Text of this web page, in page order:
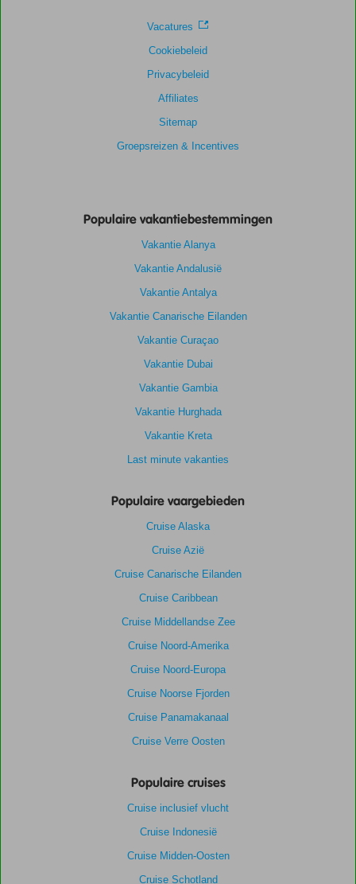
Vacatures
Cookiebeleid
Privacybeleid
Affiliates
Sitemap
Groepsreizen & Incentives
Populaire vakantiebestemmingen
Vakantie Alanya
Vakantie Andalusië
Vakantie Antalya
Vakantie Canarische Eilanden
Vakantie Curaçao
Vakantie Dubai
Vakantie Gambia
Vakantie Hurghada
Vakantie Kreta
Last minute vakanties
Populaire vaargebieden
Cruise Alaska
Cruise Azië
Cruise Canarische Eilanden
Cruise Caribbean
Cruise Middellandse Zee
Cruise Noord-Amerika
Cruise Noord-Europa
Cruise Noorse Fjorden
Cruise Panamakanaal
Cruise Verre Oosten
Populaire cruises
Cruise inclusief vlucht
Cruise Indonesië
Cruise Midden-Oosten
Cruise Schotland